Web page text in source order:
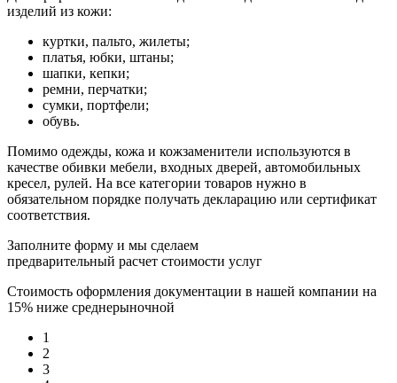
изделий из кожи:
куртки, пальто, жилеты;
платья, юбки, штаны;
шапки, кепки;
ремни, перчатки;
сумки, портфели;
обувь.
Помимо одежды, кожа и кожзаменители используются в
качестве обивки мебели, входных дверей, автомобильных
кресел, рулей. На все категории товаров нужно в
обязательном порядке получать декларацию или сертификат
соответствия.
Заполните форму и мы сделаем
предварительный расчет стоимости услуг
Стоимость оформления документации в нашей компании на
15% ниже среднерыночной
1
2
3